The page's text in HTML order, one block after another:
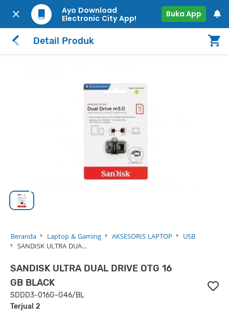
Ayo Download
Electronic City App!
Buka App
Detail Produk
Beranda Laptop & Gaming AKSESORIS LAPTOP
USB
SANDISK ULTRA DUA…
SANDISK ULTRA DUAL DRIVE OTG 16
GB BLACK
SDDD3-016G-G46/BL
Terjual 2